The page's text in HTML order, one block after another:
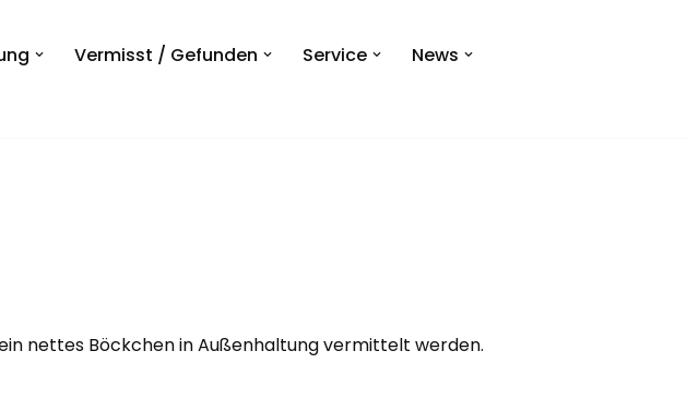
Vermisst / Gefunden Service
News
nettes Böckchen in Außenhaltung vermittelt werden.